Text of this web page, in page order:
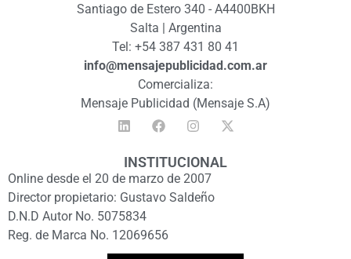
Santiago de Estero 340 - A4400BKH
Salta | Argentina
Tel: +54 387 431 80 41
info@mensajepublicidad.com.ar
Comercializa:
Mensaje Publicidad (Mensaje S.A)
INSTITUCIONAL
Online desde el 20 de marzo de 2007
Director propietario: Gustavo Saldeño
D.N.D Autor No. 5075834
Reg. de Marca No. 12069656